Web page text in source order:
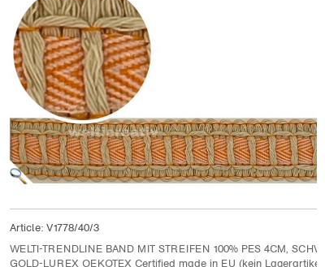
Article: V1778/40/3
WELTI-TRENDLINE BAND MIT STREIFEN 100% PES 4CM,
GOLD-LUREX OEKOTEX Certified made in EU (kein